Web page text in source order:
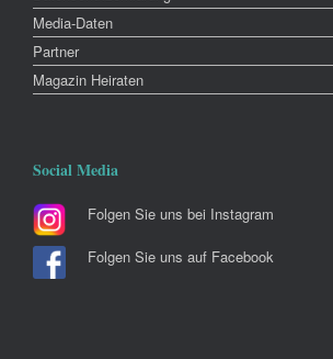
Media-Daten
Partner
Magazin Heiraten
Social Media
Folgen Sie uns bei Instagram
Folgen Sie uns auf Facebook